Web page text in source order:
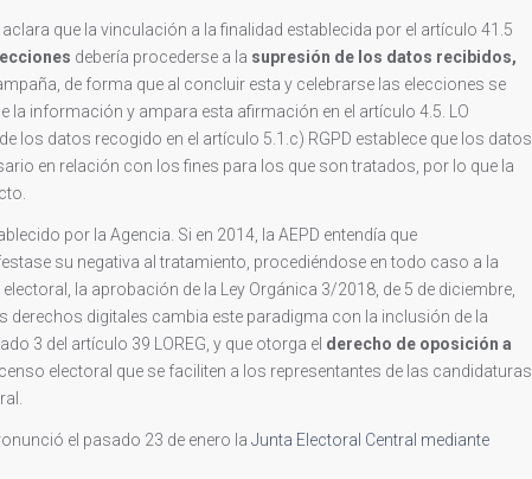
aclara que la vinculación a la finalidad establecida por el artículo 41.5
debería procederse a la supresión de los datos recibidos,
de forma que al concluir esta y celebrarse las elecciones se
información y ampara esta afirmación en el artículo 4.5. LO
los datos recogido en el artículo 5.1.c) RGPD establece que los datos
en relación con los fines para los que son tratados, por lo que la
por la Agencia. Si en 2014, la AEPD entendía que
su negativa al tratamiento, procediéndose en todo caso a la
la aprobación de la Ley Orgánica 3/2018, de 5 de diciembre,
derechos digitales cambia este paradigma con la inclusión de la
3 del artículo 39 LOREG, y que otorga el derecho de oposición a
electoral que se faciliten a los representantes de las candidaturas
el pasado 23 de enero la Junta Electoral Central mediante